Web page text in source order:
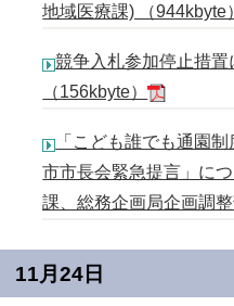
地域医療課) （944kbyte
競争入札参加停止措
（156kbyte）
「こども誰でも通園
市市長会緊急提言」に
課、総務企画局企画調
11月24日